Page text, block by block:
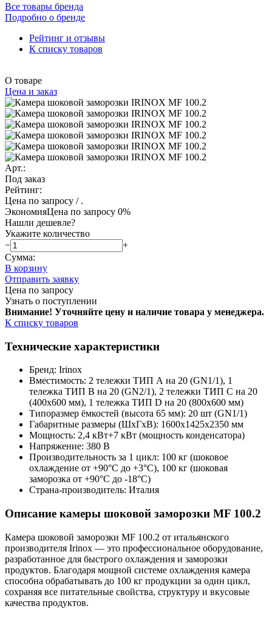
Все товары бренда
Подробно о бренде
Рейтинг и отзывы
К списку товаров
О товаре
Цена и заказ
Арт.:
Под заказ
Рейтинг:
Цена по запросу / .
ЭкономияЦена по запросу 0%
Нашли дешевле?
Укажите количество
−
+
Сумма:
В корзину
Отправить заявку
Цена по запросу
Узнать о поступлении
Внимание! Уточняйте цену и наличие товара у менеджера.
К списку товаров
Технические характеристики
Бренд: Irinox
Вместимость: 2 тележки ТИП А на 20 (GN1/1), 1
тележка ТИП В на 20 (GN2/1), 2 тележки ТИП С на 20
(400х600 мм), 1 тележка ТИП D на 20 (800х600 мм)
Типоразмер ёмкостей (высота 65 мм): 20 шт (GN1/1)
Габаритные размеры (ШхГхВ): 1600х1425х2350 мм
Мощность: 2,4 кВт+7 кВт (мощность конденсатора)
Напряжение: 380 В
Производительность за 1 цикл: 100 кг (шоковое
охлаждение от +90°C до +3°C), 100 кг (шоковая
заморозка от +90°C до -18°C)
Страна-производитель: Италия
Описание камеры шоковой заморозки MF 100.2
Камера шоковой заморозки MF 100.2 от итальянского
производителя Irinox — это профессиональное оборудование,
разработанное для быстрого охлаждения и заморозки
продуктов. Благодаря мощной системе охлаждения камера
способна обрабатывать до 100 кг продукции за один цикл,
сохраняя все питательные свойства, структуру и вкусовые
качества продуктов.